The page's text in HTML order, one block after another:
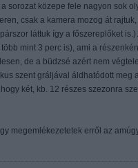
sorozat közepe fele nagyon sok
csak a kamera mozog át
láttuk így a főszereplőket
mint 3 perc is), ami a
de a büdzsé azért nem
szent gráljával áldhatódott meg
két, kb. 12 részes szezonra
megemlékezetetek erről az